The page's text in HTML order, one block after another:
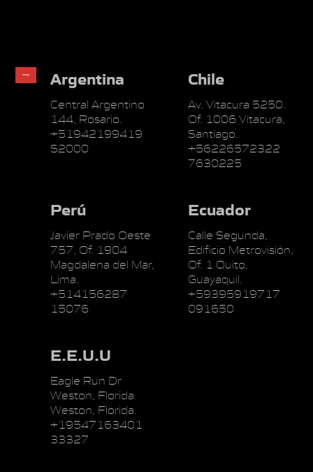
Argentina
Central Argentino
144, Rosario.
+51942199419
S2000
Chile
Av. Vitacura 5250.
Of. 1006 Vitacura,
Santiago.
+56226572322
7630225
Perú
Javier Prado Oeste
757, Of. 1904
Magdalena del Mar,
Lima.
+514156287
15076
Ecuador
Calle Segunda,
Edificio Metrovisión,
Of. 1 Quito,
Guayaquil.
+59395919717
091650
E.E.U.U
Eagle Run Dr
Weston, Florida
Weston, Florida.
+19547163401
33327